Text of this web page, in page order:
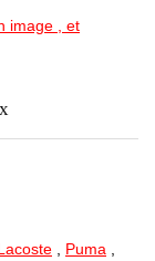
image , et
Puma